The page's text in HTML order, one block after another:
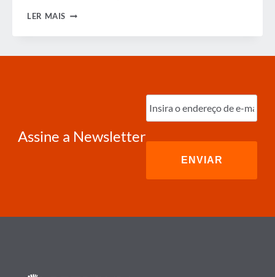
LER MAIS A
Assine a Newsletter
Digite
o
e-